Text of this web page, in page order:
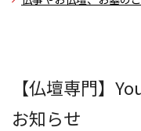
【仏壇専門】
お知らせ